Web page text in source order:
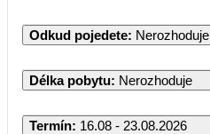
Odkud pojedete: Nerozhoduje
Délka pobytu: Nerozhoduje
Termín: 16.08 - 23.08.2026